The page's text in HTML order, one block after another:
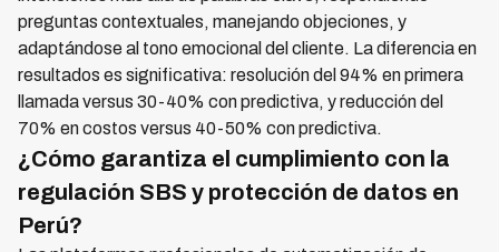
preguntas contextuales, manejando objeciones, y
adaptándose al tono emocional del cliente. La diferencia en
resultados es significativa: resolución del 94% en primera
llamada versus 30-40% con predictiva, y reducción del
70% en costos versus 40-50% con predictiva.
¿Cómo garantiza el cumplimiento con la
regulación SBS y protección de datos en
Perú?